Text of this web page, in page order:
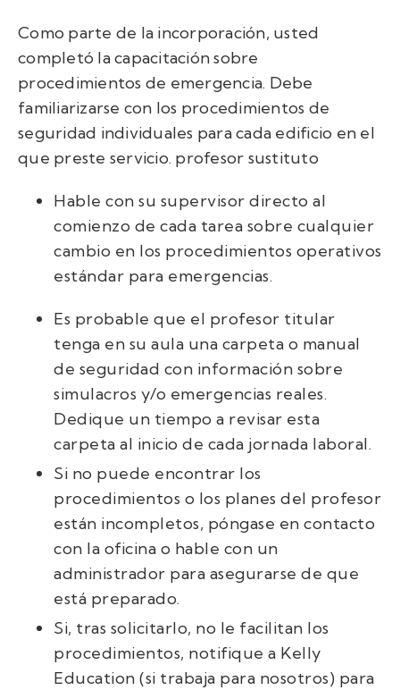
Como parte de la incorporación, usted
completó la capacitación sobre
procedimientos de emergencia. Debe
familiarizarse con los procedimientos de
seguridad individuales para cada edificio en el
que preste servicio. profesor sustituto
Hable con su supervisor directo al
comienzo de cada tarea sobre cualquier
cambio en los procedimientos operativos
estándar para emergencias.
Es probable que el profesor titular
tenga en su aula una carpeta o manual
de seguridad con información sobre
simulacros y/o emergencias reales.
Dedique un tiempo a revisar esta
carpeta al inicio de cada jornada laboral.
Si no puede encontrar los
procedimientos o los planes del profesor
están incompletos, póngase en contacto
con la oficina o hable con un
administrador para asegurarse de que
está preparado.
Si, tras solicitarlo, no le facilitan los
procedimientos, notifique a Kelly
Education (si trabaja para nosotros) para